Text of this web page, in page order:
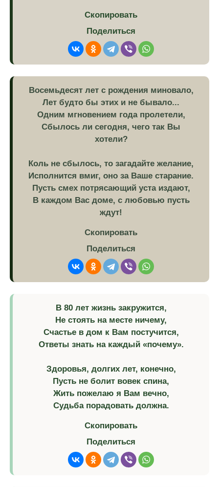
Скопировать
Поделиться
Восемьдесят лет с рождения миновало,
Лет будто бы этих и не бывало...
Одним мгновением года пролетели,
Сбылось ли сегодня, чего так Вы
хотели?
Коль не сбылось, то загадайте желание,
Исполнится вмиг, оно за Ваше старание.
Пусть смех потрясающий уста издают,
В каждом Вас доме, с любовью пусть
ждут!
Скопировать
Поделиться
В 80 лет жизнь закружится,
Не стоять на месте ничему,
Счастье в дом к Вам постучится,
Ответы знать на каждый «почему».
Здоровья, долгих лет, конечно,
Пусть не болит вовек спина,
Жить пожелаю я Вам вечно,
Судьба порадовать должна.
Скопировать
Поделиться